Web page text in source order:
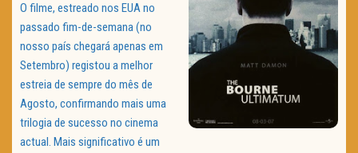
O filme, estreado nos EUA no
passado fim-de-semana (no
nosso país chegará apenas em
Setembro) registou a melhor
estreia de sempre do mês de
Agosto, confirmando mais uma
trilogia de sucesso no cinema
actual. Mais significativo é um